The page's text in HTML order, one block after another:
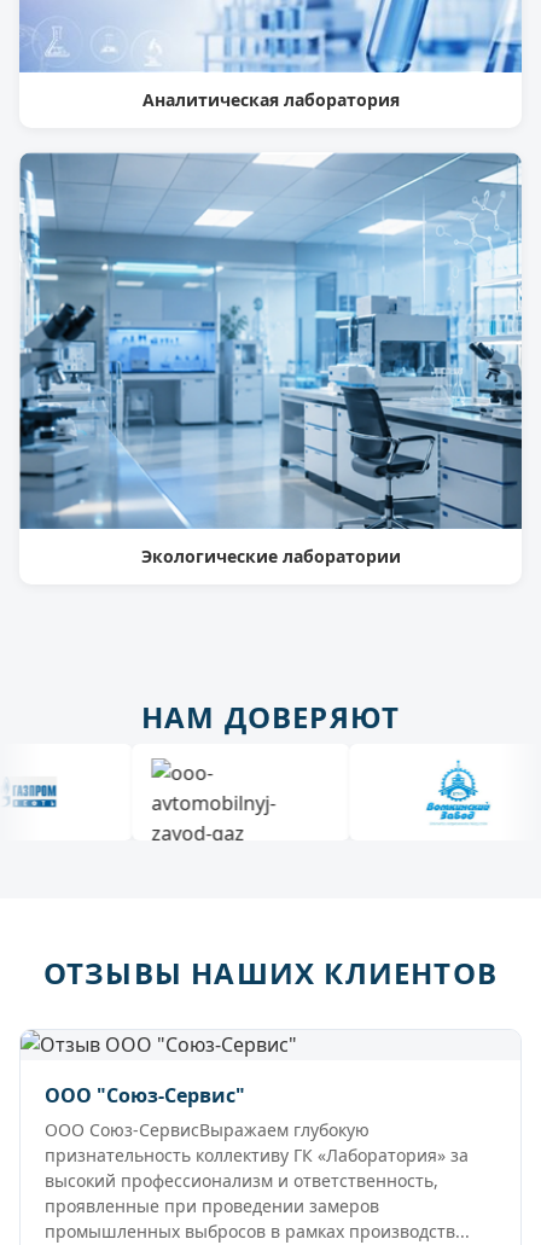
Аналитическая лаборатория
Экологические лаборатории
НАМ ДОВЕРЯЮТ
ОТЗЫВЫ НАШИХ КЛИЕНТОВ
ООО "Союз-Сервис"
ООО Союз-СервисВыражаем глубокую
признательность коллективу ГК «Лаборатория» за
высокий профессионализм и ответственность,
проявленные при проведении замеров
промышленных выбросов в рамках производств...